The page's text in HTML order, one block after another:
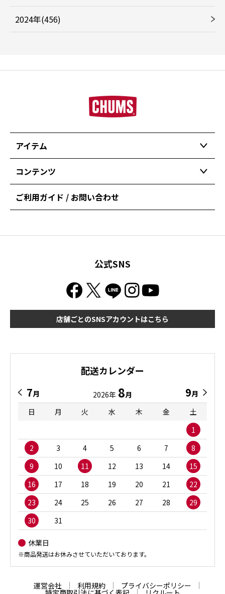
2024年(456)
アイテム
コンテンツ
ご利用ガイド / お問い合わせ
公式SNS
店舗ごとのSNSアカウントはこちら
配送カレンダー
7月 2026年 8月 9月
日
月 火 水 木 金
土
1
2
3 4 5 6 7
8
9
10 11 12 13 14
15
16
17 18 19 20 21
22
23
24 25 26 27 28
29
30
31
休業日
※商品発送はお休みさせていただいております。
運営会社 利用規約 プライバシーポリシー